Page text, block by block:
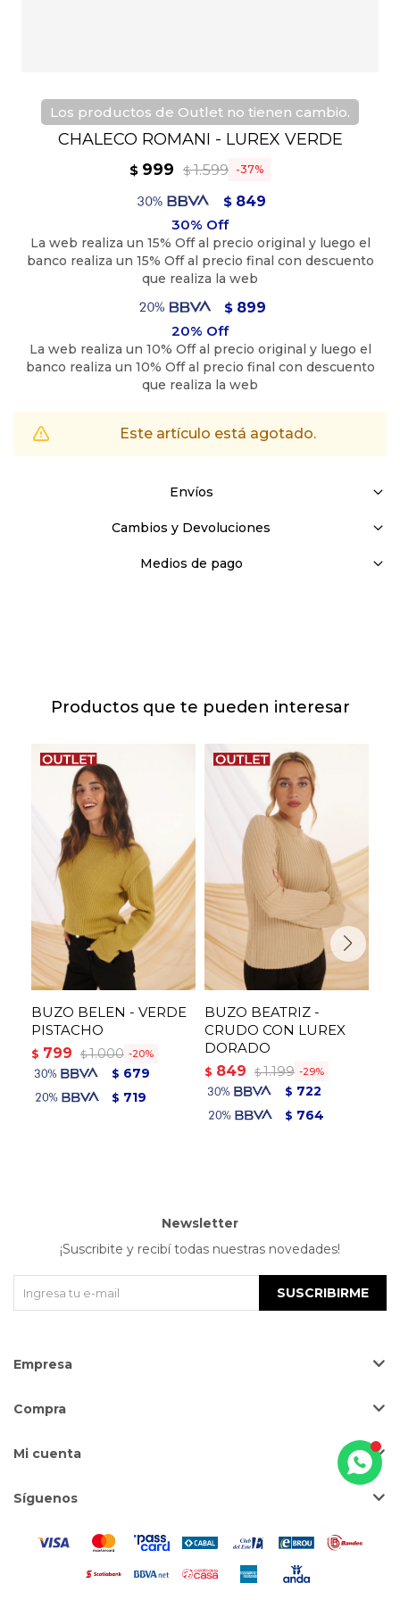
Los productos de Outlet no tienen cambio.
CHALECO ROMANI - LUREX VERDE
$ 999 $1.599 37
$ 849
$ 899
Este artículo está agotado.
Envíos
Cambios y Devoluciones
Medios de pago
Productos que te pueden interesar
BUZO BELEN - VERDE
PISTACHO
$ 799 $ 1.000 20
$ 679
$ 719
BUZO BEATRIZ -
CRUDO CON LUREX
DORADO
$ 849 $ 1.199 29
$ 722
$ 764
Empresa
Compra
Mi cuenta
Síguenos
Newsletter
¡Suscribite y recibí todas nuestras novedades!
SUSCRIBIRME